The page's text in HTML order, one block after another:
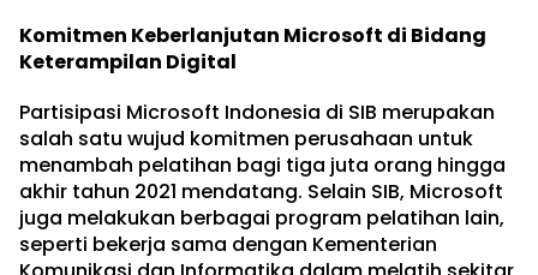
Komitmen Keberlanjutan Microsoft di Bidang
Keterampilan Digital
Partisipasi Microsoft Indonesia di SIB merupakan
salah satu wujud komitmen perusahaan untuk
menambah pelatihan bagi tiga juta orang hingga
akhir tahun 2021 mendatang. Selain SIB, Microsoft
juga melakukan berbagai program pelatihan lain,
seperti bekerja sama dengan Kementerian